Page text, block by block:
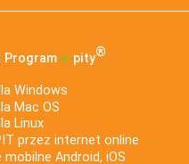
Program e‑pity®
Windows
Mac OS
Linux
przez internet online
mobilne Android, iOS